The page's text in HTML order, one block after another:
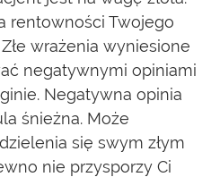
rentowności Twojego
wrażenia wyniesione
negatywnymi opiniami
Negatywna opinia
śnieżna. Może
się swym złym
nie przysporzy Ci